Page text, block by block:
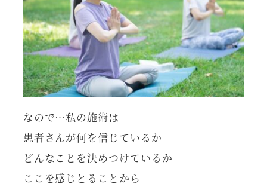
なので…私の施術は
患者さんが何を信じているか
どんなことを決めつけているか
ここを感じとることから